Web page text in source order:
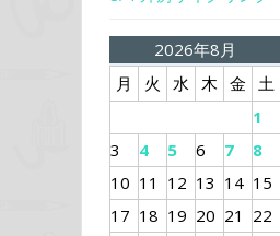
2026年8月
月
火 水 木 金 土
1
3
4 5 6 7 8
10 11 12 13 14 15
17 18 19 20 21 22